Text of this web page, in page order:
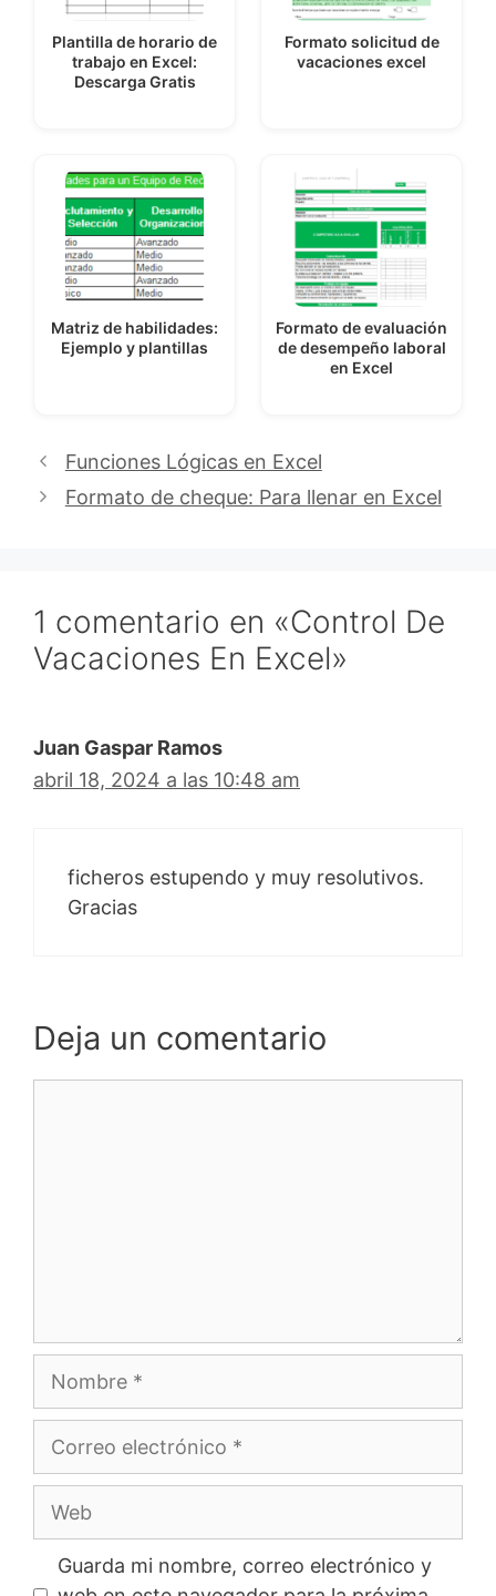
Plantilla de horario de
trabajo en Excel:
Descarga Gratis
Formato solicitud de
vacaciones excel
Matriz de habilidades:
Ejemplo y plantillas
Formato de evaluación
de desempeño laboral
en Excel
Funciones Lógicas en Excel
Formato de cheque: Para llenar en Excel
1 comentario en «Control De
Vacaciones En Excel»
Juan Gaspar Ramos
abril 18, 2024 a las 10:48 am
ficheros estupendo y muy resolutivos.
Gracias
Deja un comentario
Correo
electrónico
Guarda mi nombre, correo electrónico y